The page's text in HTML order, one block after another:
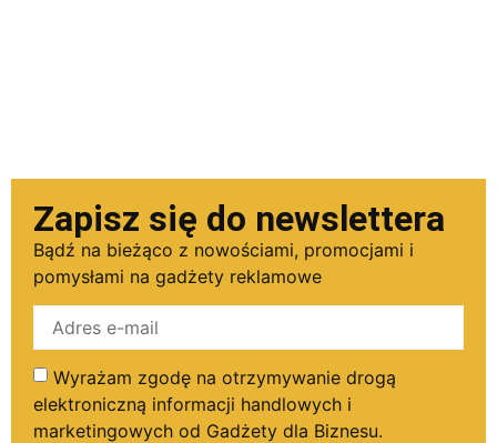
Zapisz się do newslettera
Bądź na bieżąco z nowościami, promocjami i
pomysłami na gadżety reklamowe
Wyrażam zgodę na otrzymywanie drogą
elektroniczną informacji handlowych i
marketingowych od Gadżety dla Biznesu.